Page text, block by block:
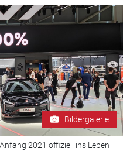
Bildergalerie
2021 offiziell ins Leben